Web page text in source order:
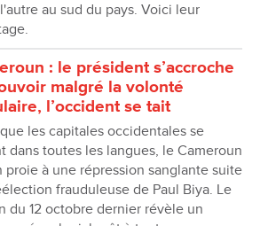
au sud du pays. Voici leur
: le président s’accroche
malgré la volonté
l’occident se tait
les capitales occidentales se
dans toutes les langues, le Cameroun
proie à une répression sanglante suite
frauduleuse de Paul Biya. Le
du 12 octobre dernier révèle un